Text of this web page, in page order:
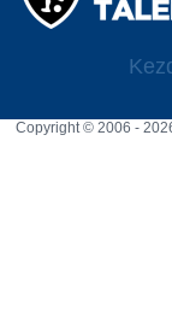
Copyright © 2006 -